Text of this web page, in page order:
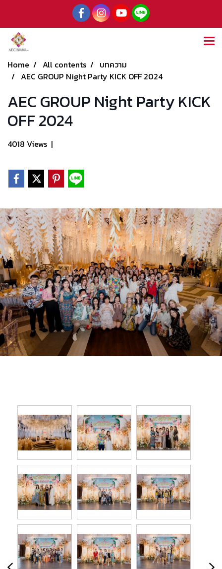
Home All contents
บทความ
AEC GROUP Night Party KICK OFF 2024
AEC GROUP Night Party KICK
OFF 2024
4018 Views |